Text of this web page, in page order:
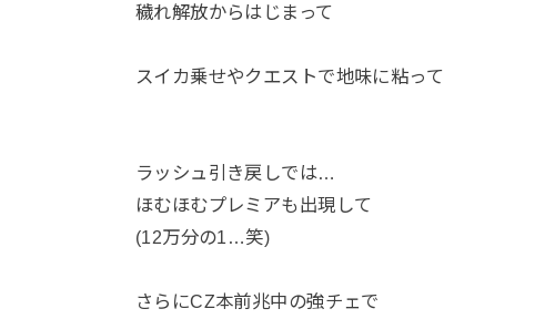
穢れ解放からはじまって
スイカ乗せやクエストで地味に粘って
ラッシュ引き戻しでは…
ほむほむプレミアも出現して
(12万分の1…笑)
さらにCZ本前兆中の強チェで